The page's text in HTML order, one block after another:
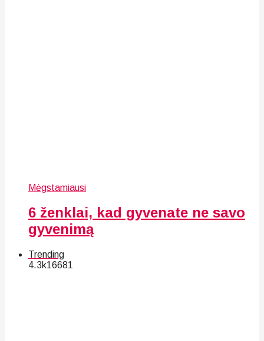
Mėgstamiausi
6 ženklai, kad gyvenate ne savo
gyvenimą
Trending
4.3k16681